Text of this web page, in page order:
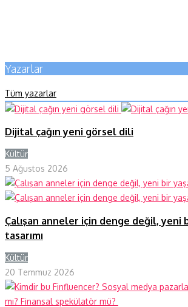
Yazarlar
Tüm yazarlar
Dijital çağın yeni görsel dili
Kültür
5 Ağustos 2026
Çalışan anneler için denge değil, yeni
tasarımı
Kültür
20 Temmuz 2026